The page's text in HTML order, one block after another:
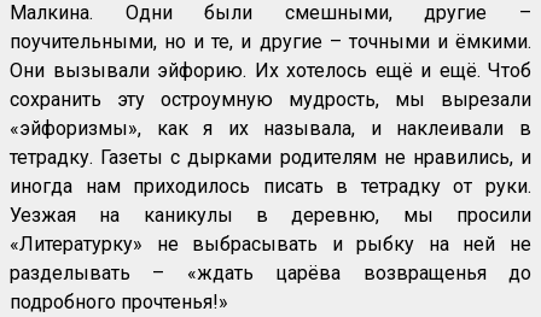
Малкина. Одни были смешными, другие –
поучительными, но и те, и другие – точными и ёмкими.
Они вызывали эйфорию. Их хотелось ещё и ещё. Чтоб
сохранить эту остроумную мудрость, мы вырезали
«эйфоризмы», как я их называла, и наклеивали в
тетрадку. Газеты с дырками родителям не нравились, и
иногда нам приходилось писать в тетрадку от руки.
Уезжая на каникулы в деревню, мы просили
«Литературку» не выбрасывать и рыбку на ней не
разделывать – «ждать царёва возвращенья до
подробного прочтенья!»